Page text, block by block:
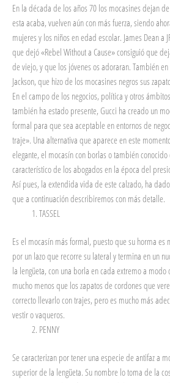
En la década de los años 70 los mocasines dejan
esta acaba, vuelven aún con más fuerza, siendo
mujeres y los niños en edad escolar. James Dean a
que dejó «Rebel Without a Cause» consiguió que
de viejo, y que los jóvenes os adoraran. También
Jackson, que hizo de los mocasines negros sus
En el campo de los negocios, política y otros
también ha estado presente, Gucci ha creado un
formal para que sea aceptable en entornos de
traje». Una alternativa que aparece en este
elegante, el mocasín con borlas o también conocido
característico de los abogados en la época del
Así pues, la extendida vida de este calzado, ha
que a continuación describiremos con más detalle.
TASSEL
Es el mocasín más formal, puesto que su horma es
por un lazo que recorre su lateral y termina en un
la lengüeta, con una borla en cada extremo a
mucho menos que los zapatos de cordones que
correcto llevarlo con trajes, pero es mucho más
vestir o vaqueros.
PENNY
Se caracterizan por tener una especie de antifaz a
superior de la lengüeta. Su nombre lo toma de la